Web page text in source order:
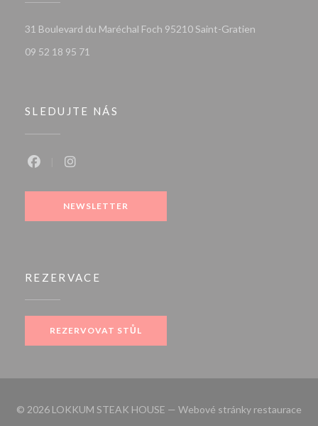
31 Boulevard du Maréchal Foch 95210 Saint-Gratien
09 52 18 95 71
SLEDUJTE NÁS
NEWSLETTER
REZERVACE
REZERVOVAT STŮL
© 2026 LOKKUM STEAK HOUSE — Webové stránky restaurace